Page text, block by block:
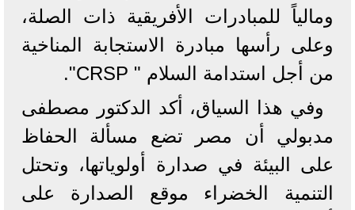
ومالياً للمبادرات الأفريقية ذات الصلة،
وعلى رأسها مبادرة الاستجابة المناخية
من أجل استدامة السلام " CRSP".
وفي هذا السياق، أكد الدكتور مصطفى
مدبولي أن مصر تضع مسألة الحفاظ
على البيئة في صدارة أولوياتها، وتحتل
التنمية الخضراء موقع الصدارة على